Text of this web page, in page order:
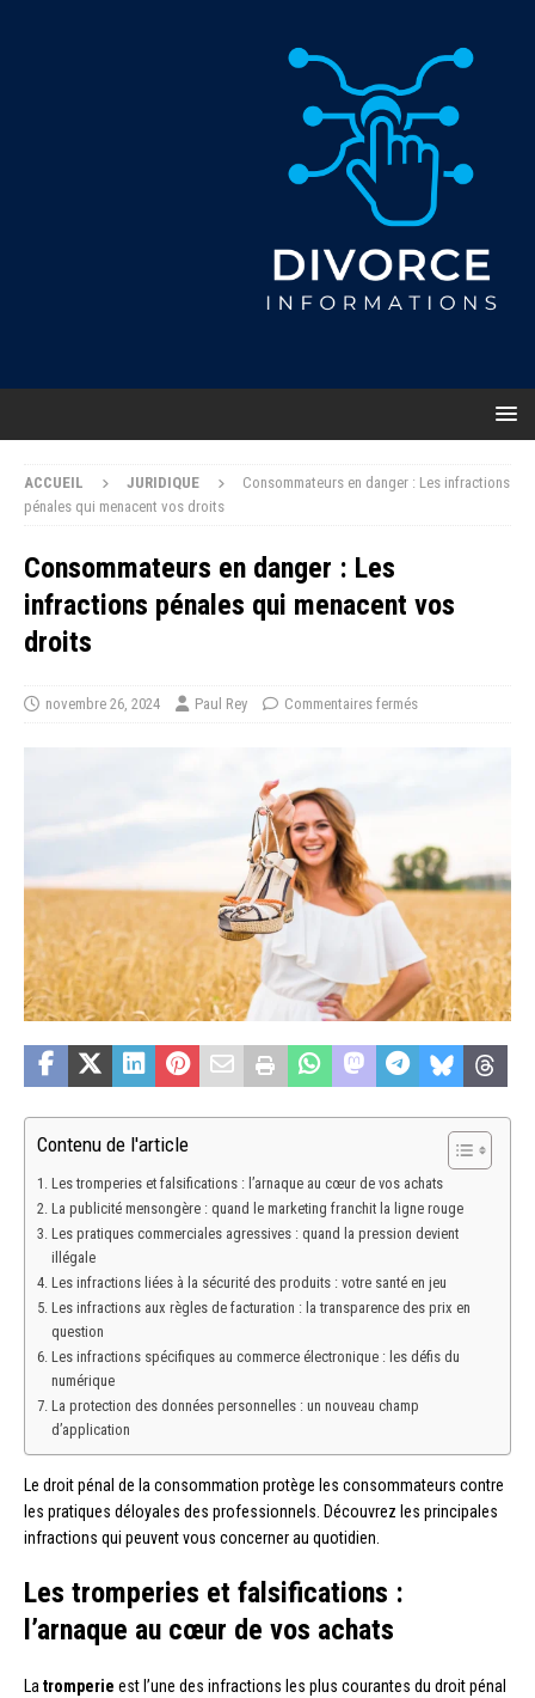
ACCUEIL JURIDIQUE
Consommateurs en danger : Les infractions
pénales qui menacent vos droits
Consommateurs en danger : Les
infractions pénales qui menacent vos
droits
novembre 26, 2024 Paul Rey Commentaires fermés
Contenu de l'article
Les tromperies et falsifications : l’arnaque au cœur de vos achats
La publicité mensongère : quand le marketing franchit la ligne rouge
Les pratiques commerciales agressives : quand la pression devient
illégale
Les infractions liées à la sécurité des produits : votre santé en jeu
Les infractions aux règles de facturation : la transparence des prix en
question
Les infractions spécifiques au commerce électronique : les défis du
numérique
La protection des données personnelles : un nouveau champ
d’application
Le droit pénal de la consommation protège les consommateurs contre
les pratiques déloyales des professionnels. Découvrez les principales
infractions qui peuvent vous concerner au quotidien.
Les tromperies et falsifications :
l’arnaque au cœur de vos achats
Latromperie est l’une des infractions les plus courantes du droit pénal